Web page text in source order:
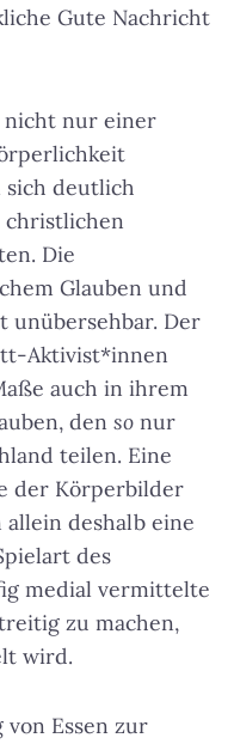
Gute Nachricht
nicht nur einer
sich deutlich
Die
Glauben und
unübersehbar. Der
Aktivist*innen
auch in ihrem
den so nur
teilen. Eine
der Körperbilder
deshalb eine
des
medial vermittelte
zu machen,
wird.
von Essen zur